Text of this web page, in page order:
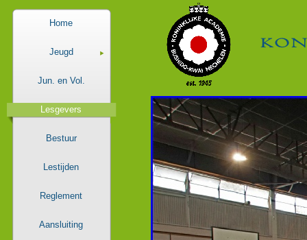
Home
Jeugd
Jun. en Vol.
Lesgevers
Bestuur
Lestijden
Reglement
Aansluiting